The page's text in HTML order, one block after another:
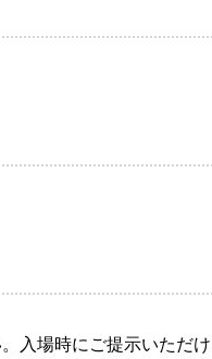
入場時にご提示いただ